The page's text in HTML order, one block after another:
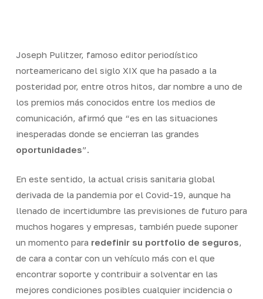
contentJoseph Pulitzer, famoso editor periodístico
norteamericano del siglo XIX que ha pasado a la
posteridad por, entre otros hitos, dar nombre a uno de
los premios más conocidos entre los medios de
comunicación, afirmó que “es en las situaciones
inesperadas donde se encierran las grandes
oportunidades”.
En este sentido, la actual crisis sanitaria global
derivada de la pandemia por el Covid-19, aunque ha
llenado de incertidumbre las previsiones de futuro para
muchos hogares y empresas, también puede suponer
un momento para redefinir su portfolio de seguros
de cara a contar con un vehículo más con el que
encontrar soporte y contribuir a solventar en las
mejores condiciones posibles cualquier incidencia o